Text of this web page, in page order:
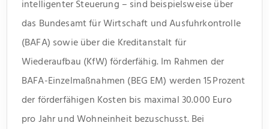
intelligenter Steuerung – sind beispielsweise über
das Bundesamt für Wirtschaft und Ausfuhrkontrolle
(BAFA) sowie über die Kreditanstalt für
Wiederaufbau (KfW) förderfähig. Im Rahmen der
BAFA-Einzelmaßnahmen (BEG EM) werden 15 Prozent
der förderfähigen Kosten bis maximal 30.000 Euro
pro Jahr und Wohneinheit bezuschusst. Bei